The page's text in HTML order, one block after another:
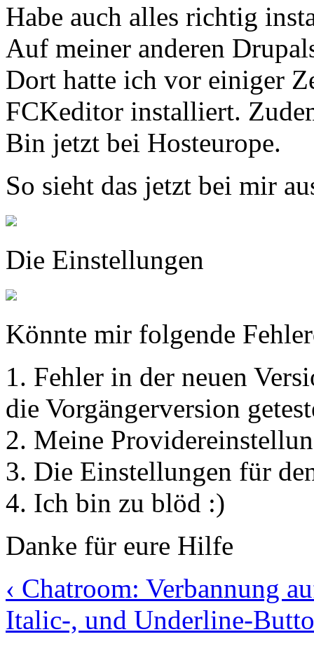
Habe auch alles richtig
Auf meiner anderen
Dort hatte ich vor einiger
FCKeditor installiert.
Bin jetzt bei Hosteurope.
So sieht das jetzt bei mir
Die Einstellungen
Könnte mir folgende
1. Fehler in der neuen
die Vorgängerversion
2. Meine
3. Die Einstellungen für
4. Ich bin zu blöd :)
Danke für eure Hilfe
‹ Chatroom: Verbannung
Italic-, und Underline-